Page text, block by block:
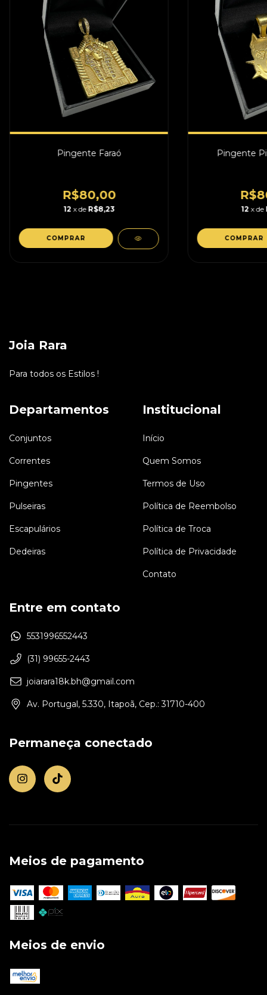
Pingente Faraó
R$80,00
12 x de R$8,23
Pingente
12 x de
Joia Rara
Para todos os Estilos !
Departamentos
Conjuntos
Correntes
Pingentes
Pulseiras
Escapulários
Dedeiras
Institucional
Início
Quem Somos
Termos de Uso
Política de Reembolso
Política de Troca
Política de Privacidade
Contato
Entre em contato
5531996552443
(31) 99655-2443
joiarara18k.bh@gmail.com
Av. Portugal, 5.330, Itapoã, Cep.: 31710-400
Permaneça conectado
Meios de pagamento
Meios de envio